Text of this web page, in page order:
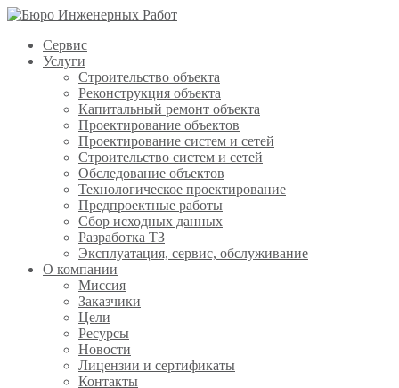
Сервис
Услуги
Строительство объекта
Реконструкция объекта
Капитальный ремонт объекта
Проектирование объектов
Проектирование систем и сетей
Строительство систем и сетей
Обследование объектов
Технологическое проектирование
Предпроектные работы
Сбор исходных данных
Разработка ТЗ
Эксплуатация, сервис, обслуживание
О компании
Миссия
Заказчики
Цели
Ресурсы
Новости
Лицензии и сертификаты
Контакты